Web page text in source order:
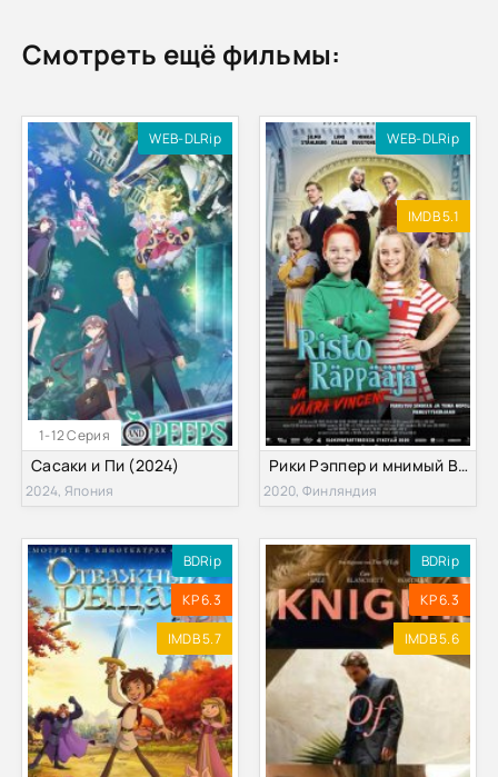
Смотреть ещё фильмы:
1-12 Серия
WEB-DLRip
Сасаки и Пи (2024)
2024, Япония
WEB-DLRip
IMDB 5.1
Рики Рэппер и мнимый Винсент (2020)
2020, Финляндия
BDRip
KP 6.3
IMDB 5.7
BDRip
KP 6.3
IMDB 5.6